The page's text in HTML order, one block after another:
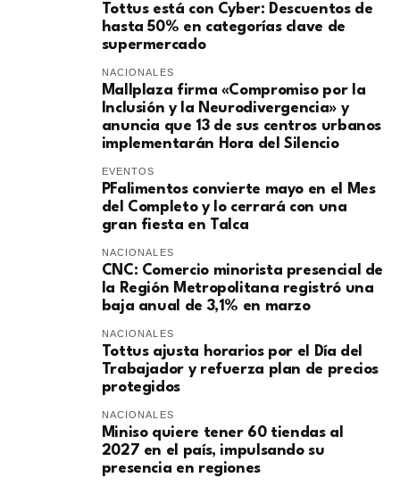
Tottus está con Cyber: Descuentos de
hasta 50% en categorías clave de
supermercado
NACIONALES
Mallplaza firma «Compromiso por la
Inclusión y la Neurodivergencia» y
anuncia que 13 de sus centros urbanos
implementarán Hora del Silencio
EVENTOS
PFalimentos convierte mayo en el Mes
del Completo y lo cerrará con una
gran fiesta en Talca
NACIONALES
​CNC: Comercio minorista presencial de
la Región Metropolitana registró una
baja anual de 3,1% en marzo
NACIONALES
Tottus ajusta horarios por el Día del
Trabajador y refuerza plan de precios
protegidos
NACIONALES
Miniso quiere tener 60 tiendas al
2027 en el país, impulsando su
presencia en regiones